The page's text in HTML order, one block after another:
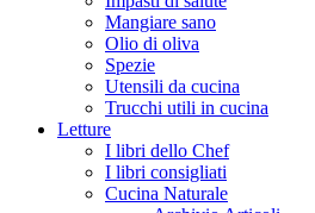
Mangiare sano
Olio di oliva
Spezie
Utensili da cucina
Trucchi utili in cucina
Letture
I libri dello Chef
I libri consigliati
Cucina Naturale